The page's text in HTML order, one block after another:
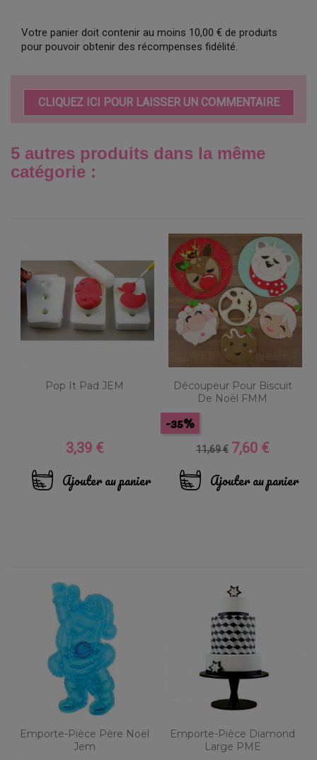
Votre panier doit contenir au moins 10,00 € de produits
pour pouvoir obtenir des récompenses fidélité.
CLIQUEZ ICI POUR LAISSER UN COMMENTAIRE
5 autres produits dans la même
catégorie :
Pop It Pad JEM
Prix
3,39 €
Ajouter au panier
Découpeur Pour Biscuit
De Noël FMM
Prix
base
11,69 €
-35%
Prix
7,60 €
Ajouter au panier
Emporte-Pièce Père Noël
Jem
Emporte-Pièce Diamond
Large PME